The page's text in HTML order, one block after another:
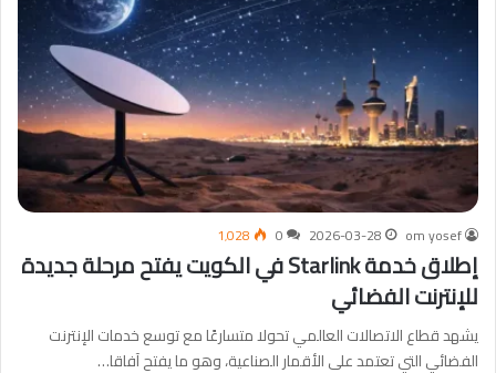
om yosef
2026-03-28
0 1٬028
إطلاق خدمة Starlink في الكويت يفتح مرحلة جديدة
للإنترنت الفضائي
يشهد قطاع الاتصالات العالمي تحولا متسارعًا مع توسع خدمات الإنترنت
الفضائي التي تعتمد على الأقمار الصناعية، وهو ما يفتح آفاقا…